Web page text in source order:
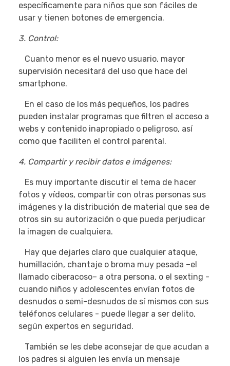
específicamente para niños que son fáciles de
usar y tienen botones de emergencia.
3. Control:
Cuanto menor es el nuevo usuario, mayor
supervisión necesitará del uso que hace del
smartphone.
En el caso de los más pequeños, los padres
pueden instalar programas que filtren el acceso a
webs y contenido inapropiado o peligroso, así
como que faciliten el control parental.
4. Compartir y recibir datos e imágenes:
Es muy importante discutir el tema de hacer
fotos y vídeos, compartir con otras personas sus
imágenes y la distribución de material que sea de
otros sin su autorización o que pueda perjudicar
la imagen de cualquiera.
Hay que dejarles claro que cualquier ataque,
humillación, chantaje o broma muy pesada –el
llamado ciberacoso– a otra persona, o el sexting -
cuando niños y adolescentes envían fotos de
desnudos o semi-desnudos de sí mismos con sus
teléfonos celulares - puede llegar a ser delito,
según expertos en seguridad.
También se les debe aconsejar de que acudan a
los padres si alguien les envía un mensaje